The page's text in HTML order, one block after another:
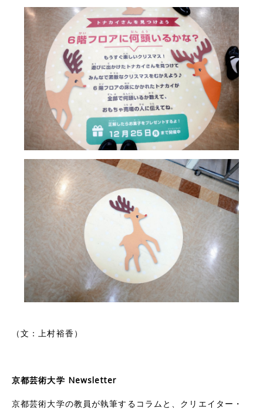
（文：上村裕香）
京都芸術大学 Newsletter
京都芸術大学の教員が執筆するコラムと、クリエイター・